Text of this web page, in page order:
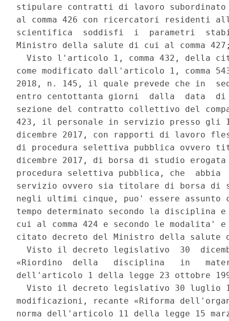
stipulare contratti di lavoro subordinato
al comma 426 con ricercatori residenti
scientifica  soddisfi  i  parametri
Ministro della salute di cui al comma
Visto l'articolo 1, comma 432, della
come modificato dall'articolo 1, comma
2018, n. 145, il quale prevede che in
entro centottanta giorni  dalla  data
sezione del contratto collettivo del
423, il personale in servizio presso
dicembre 2017, con rapporti di lavoro
di procedura selettiva pubblica
dicembre 2017, di borsa di studio
procedura selettiva pubblica, che
servizio ovvero sia titolare di borsa di
negli ultimi cinque, puo' essere
tempo determinato secondo la
cui al comma 424 e secondo le
citato decreto del Ministro della salute
Visto il decreto legislativo  30
«Riordino  della   disciplina   in
dell'articolo 1 della legge 23 ottobre
Visto il decreto legislativo 30 luglio
modificazioni, recante «Riforma
norma dell'articolo 11 della legge 15